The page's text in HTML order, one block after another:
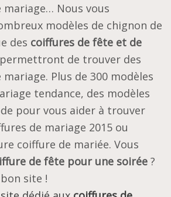
Nous vous
modèles de chignon de
des coiffures de fête et de
de trouver des
Plus de 300 modèles
tendance, des modèles
pour vous aider à trouver
de mariage 2015 ou
coiffure de mariée. Vous
de fête pour une soirée ?
site !